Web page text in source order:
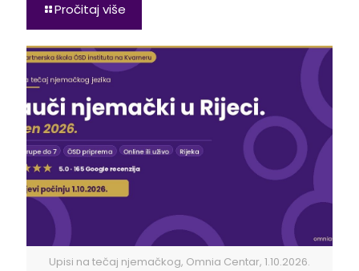
Pročitaj više
Upisi na tečaj njemačkog, Omnia Centar, 1.10.2026.